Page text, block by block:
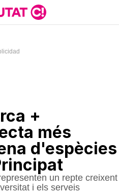
+
més
d'espècies
un repte creixent
i els serveis